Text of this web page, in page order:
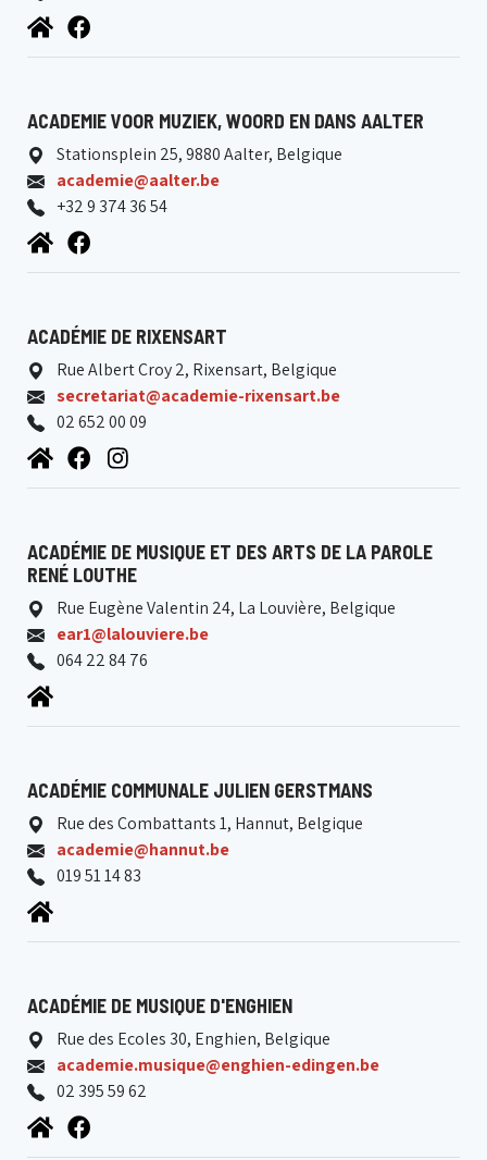
ACADEMIE VOOR MUZIEK, WOORD EN DANS AALTER
Stationsplein 25, 9880 Aalter, Belgique
academie@aalter.be
+32 9 374 36 54
ACADÉMIE DE RIXENSART
Rue Albert Croy 2, Rixensart, Belgique
secretariat@academie-rixensart.be
02 652 00 09
ACADÉMIE DE MUSIQUE ET DES ARTS DE LA PAROLE
RENÉ LOUTHE
Rue Eugène Valentin 24, La Louvière, Belgique
ear1@lalouviere.be
064 22 84 76
ACADÉMIE COMMUNALE JULIEN GERSTMANS
Rue des Combattants 1, Hannut, Belgique
academie@hannut.be
019 51 14 83
ACADÉMIE DE MUSIQUE D'ENGHIEN
Rue des Ecoles 30, Enghien, Belgique
academie.musique@enghien-edingen.be
02 395 59 62